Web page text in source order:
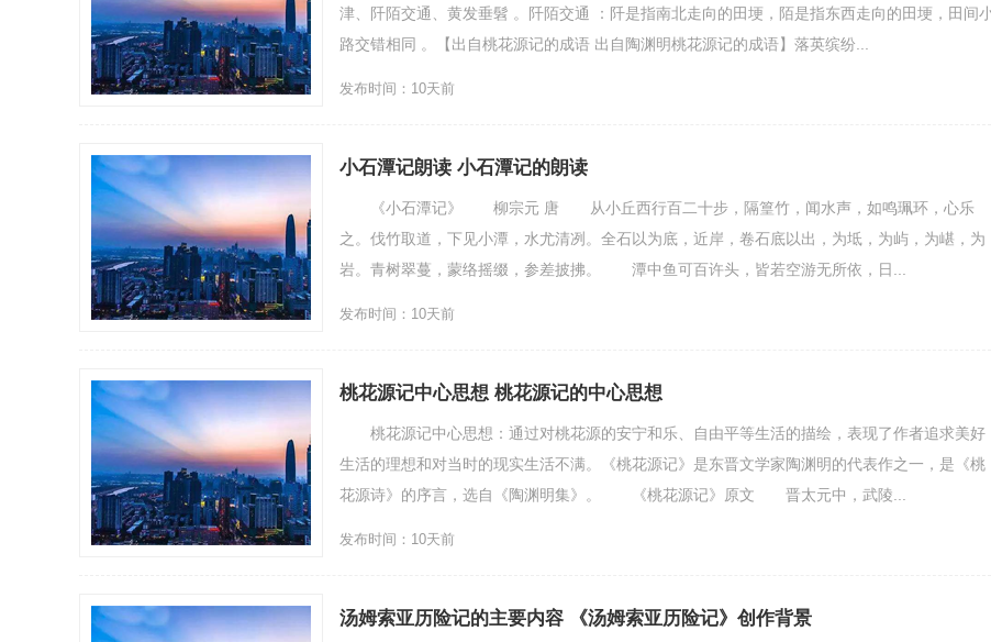
津、阡陌交通、黄发垂髫 。阡陌交通 ：阡是指南北走向的田埂，陌是指东西走向的田埂，田间
路交错相同 。【出自桃花源记的成语 出自陶渊明桃花源记的成语】落英缤纷...
发布时间：10天前
小石潭记朗读 小石潭记的朗读
《小石潭记》 柳宗元 唐 从小丘西行百二十步，隔篁竹，闻水声，如鸣珮环，心乐
之。伐竹取道，下见小潭，水尤清冽。全石以为底，近岸，卷石底以出，为坻，为屿，为嵁，为
岩。青树翠蔓，蒙络摇缀，参差披拂。 潭中鱼可百许头，皆若空游无所依，日...
发布时间：10天前
桃花源记中心思想 桃花源记的中心思想
桃花源记中心思想：通过对桃花源的安宁和乐、自由平等生活的描绘，表现了作者追求美好
生活的理想和对当时的现实生活不满。《桃花源记》是东晋文学家陶渊明的代表作之一，是《桃
花源诗》的序言，选自《陶渊明集》。 《桃花源记》原文 晋太元中，武陵...
发布时间：10天前
汤姆索亚历险记的主要内容 《汤姆索亚历险记》创作背景